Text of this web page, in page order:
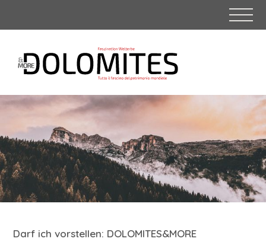
Darf ich vorstellen: DOLOMITES&MORE